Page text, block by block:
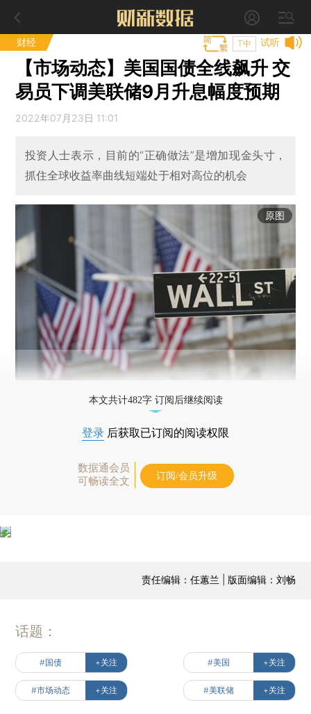
财经 试听
T中
【市场动态】美国国债全线飙升 交
易员下调美联储9月升息幅度预期
2022年07月23日 11:01
投资人士表示，目前的“正确做法”是增加现金头寸，
抓住全球收益率曲线短端处于相对高位的机会
原图
本文共计482字 订阅后继续阅读
登录 后获取已订阅的阅读权限
数据通会员
可畅读全文
订阅/会员升级
责任编辑：任蕙兰 | 版面编辑：刘畅
话题：
#国债 +关注 #美国 +关注
#市场动态 +关注 #美联储 +关注